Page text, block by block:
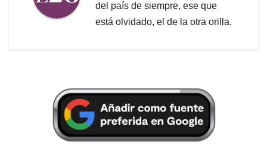
del país de siempre, ese que
está olvidado, el de la otra orilla.